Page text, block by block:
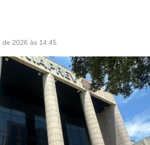
2026 às 14:45